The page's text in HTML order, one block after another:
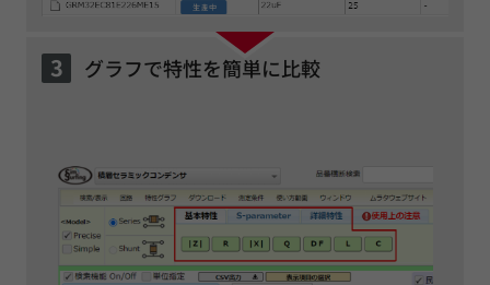
3 グラフで特性を簡単に比較